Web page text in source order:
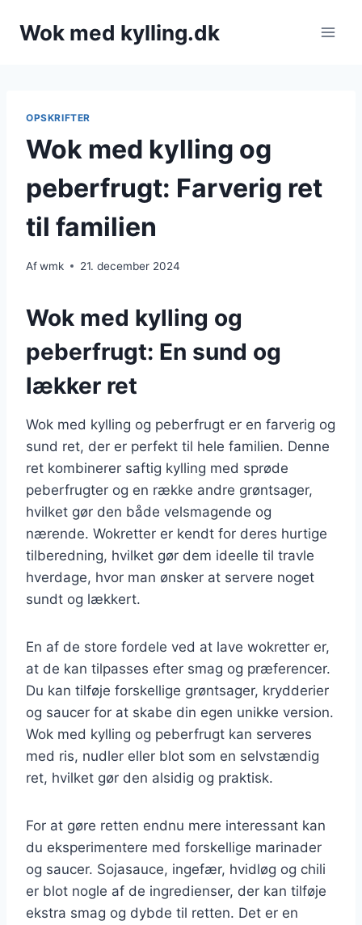
Wok med kylling.dk
OPSKRIFTER
Wok med kylling og
peberfrugt: Farverig ret
til familien
Afwmk 21. december 2024
Wok med kylling og
peberfrugt: En sund og
lækker ret
Wok med kylling og peberfrugt er en farverig og
sund ret, der er perfekt til hele familien. Denne
ret kombinerer saftig kylling med sprøde
peberfrugter og en række andre grøntsager,
hvilket gør den både velsmagende og
nærende. Wokretter er kendt for deres hurtige
tilberedning, hvilket gør dem ideelle til travle
hverdage, hvor man ønsker at servere noget
sundt og lækkert.
En af de store fordele ved at lave wokretter er,
at de kan tilpasses efter smag og præferencer.
Du kan tilføje forskellige grøntsager, krydderier
og saucer for at skabe din egen unikke version.
Wok med kylling og peberfrugt kan serveres
med ris, nudler eller blot som en selvstændig
ret, hvilket gør den alsidig og praktisk.
For at gøre retten endnu mere interessant kan
du eksperimentere med forskellige marinader
og saucer. Sojasauce, ingefær, hvidløg og chili
er blot nogle af de ingredienser, der kan tilføje
ekstra smag og dybde til retten. Det er en